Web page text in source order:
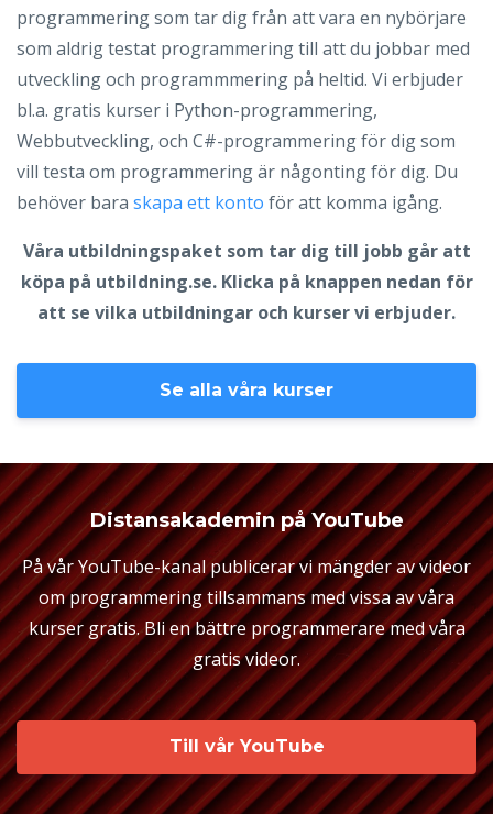
programmering som tar dig från att vara en nybörjare
som aldrig testat programmering till att du jobbar med
utveckling och programmmering på heltid. Vi erbjuder
bl.a. gratis kurser i Python-programmering,
Webbutveckling, och C#-programmering för dig som
vill testa om programmering är någonting för dig. Du
behöver bara skapa ett konto för att komma igång.
Våra utbildningspaket som tar dig till jobb går att
köpa på utbildning.se. Klicka på knappen nedan för
att se vilka utbildningar och kurser vi erbjuder.
Se alla våra kurser
Distansakademin på YouTube
På vår YouTube-kanal publicerar vi mängder av videor
om programmering tillsammans med vissa av våra
kurser gratis. Bli en bättre programmerare med våra
gratis videor.
Till vår YouTube